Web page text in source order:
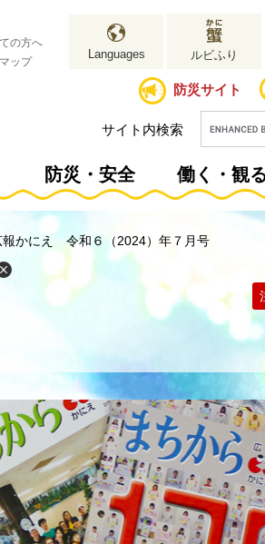
の方へ
ップ
Languages ルビふり
防災サイト
サイト内検索
防災・安全 働く・観
報かにえ 令和６（2024）年７月号